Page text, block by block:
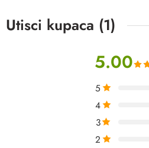
Utisci kupaca (1)
5.00
5
4
3
2